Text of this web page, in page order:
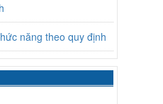
năng theo quy định